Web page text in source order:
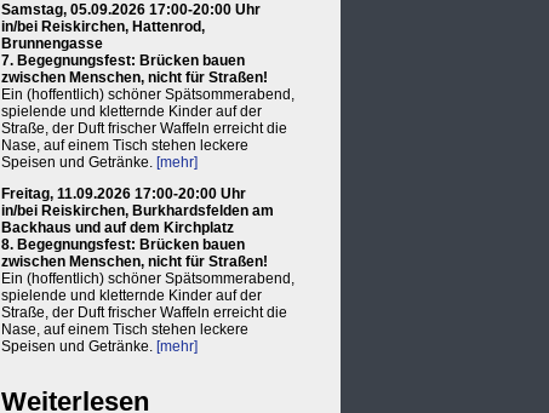
Samstag, 05.09.2026 17:00-20:00 Uhr
in/bei Reiskirchen, Hattenrod,
Brunnengasse
7. Begegnungsfest: Brücken bauen
zwischen Menschen, nicht für Straßen!
Ein (hoffentlich) schöner Spätsommerabend,
spielende und kletternde Kinder auf der
Straße, der Duft frischer Waffeln erreicht die
Nase, auf einem Tisch stehen leckere
Speisen und Getränke. [mehr]
Freitag, 11.09.2026 17:00-20:00 Uhr
in/bei Reiskirchen, Burkhardsfelden am
Backhaus und auf dem Kirchplatz
8. Begegnungsfest: Brücken bauen
zwischen Menschen, nicht für Straßen!
Ein (hoffentlich) schöner Spätsommerabend,
spielende und kletternde Kinder auf der
Straße, der Duft frischer Waffeln erreicht die
Nase, auf einem Tisch stehen leckere
Speisen und Getränke. [mehr]
Weiterlesen